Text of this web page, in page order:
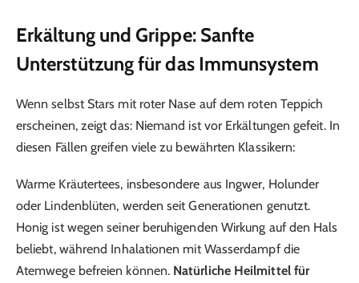
Erkältung und Grippe: Sanfte
Unterstützung für das Immunsystem
Wenn selbst Stars mit roter Nase auf dem roten Teppich
erscheinen, zeigt das: Niemand ist vor Erkältungen gefeit. In
diesen Fällen greifen viele zu bewährten Klassikern:
Warme Kräutertees, insbesondere aus Ingwer, Holunder
oder Lindenblüten, werden seit Generationen genutzt.
Honig ist wegen seiner beruhigenden Wirkung auf den Hals
beliebt, während Inhalationen mit Wasserdampf die
Atemwege befreien können. Natürliche Heilmittel für